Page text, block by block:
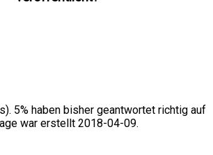
5% haben bisher geantwortet richtig auf
war erstellt 2018-04-09.